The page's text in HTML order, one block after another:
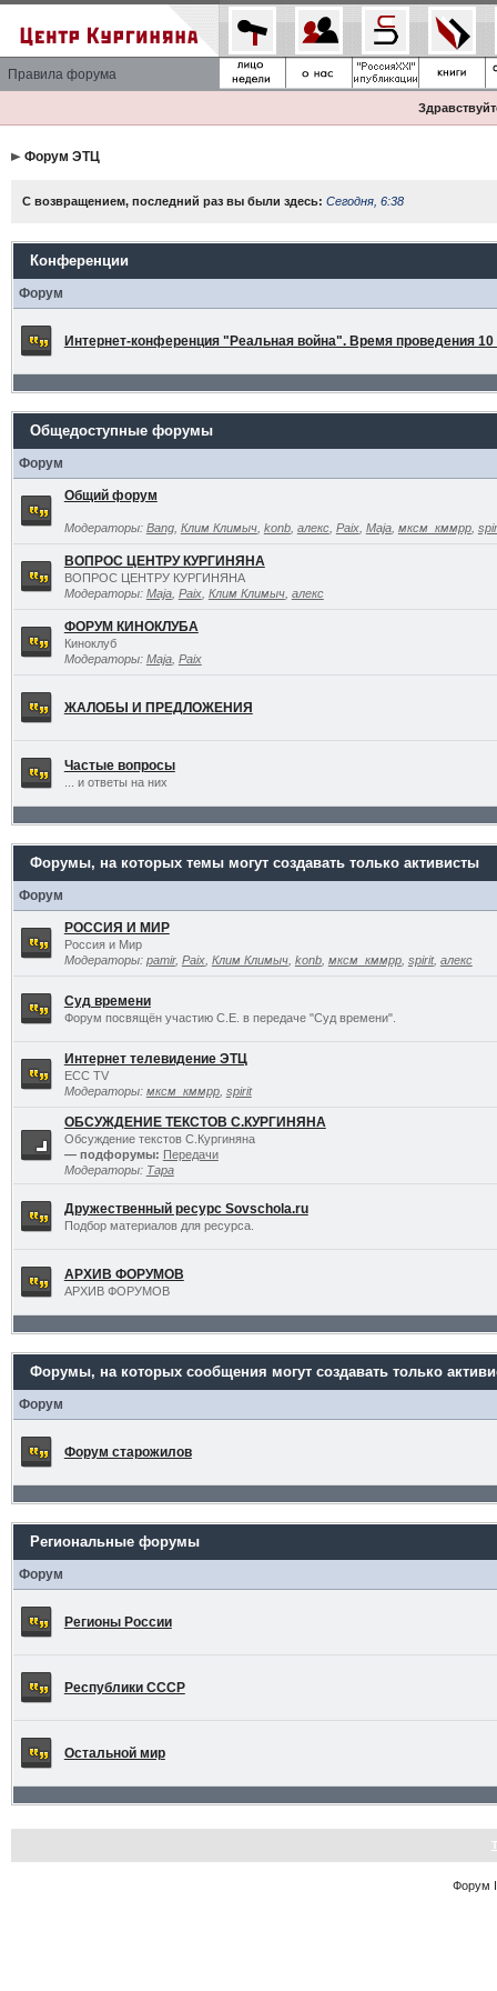
Правила форума
Форум ЭТЦ
С возвращением, последний раз вы были здесь: Сегодня, 6:38
Конференции
Форум
Интернет-конференция "Реальная война". Время проведения 10
Общедоступные форумы
Форум
Общий форум
Модераторы: Bang, Клим Климыч, konb, алекс, Paix, Maja, мксм_кммрр,
ВОПРОС ЦЕНТРУ КУРГИНЯНА
ВОПРОС ЦЕНТРУ КУРГИНЯНА
Модераторы: Maja, Paix, Клим Климыч, алекс
ФОРУМ КИНОКЛУБА
Киноклуб
Модераторы: Maja, Paix
ЖАЛОБЫ И ПРЕДЛОЖЕНИЯ
Частые вопросы
... и ответы на них
Форумы, на которых темы могут создавать только активисты
Форум
РОССИЯ И МИР
Россия и Мир
Модераторы: pamir, Paix, Клим Климыч, konb, мксм_кммрр, spirit, алекс
Суд времени
Форум посвящён участию С.Е. в передаче "Суд времени".
Интернет телевидение ЭТЦ
ECC TV
Модераторы: мксм_кммрр, spirit
ОБСУЖДЕНИЕ ТЕКСТОВ С.КУРГИНЯНА
Обсуждение текстов С.Кургиняна
— подфорумы: Передачи
Модераторы: Тара
Дружественный ресурс Sovschola.ru
Подбор материалов для ресурса.
АРХИВ ФОРУМОВ
АРХИВ ФОРУМОВ
Форумы, на которых сообщения могут создавать только
Форум
Форум старожилов
Региональные форумы
Форум
Регионы России
Республики СССР
Остальной мир
Форум